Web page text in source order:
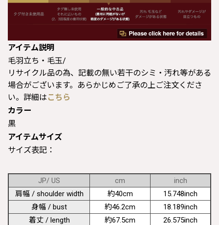
アイテム説明
毛羽立ち・毛玉/
リサイクル品の為、記載の無い若干のシミ・汚れ等がある
場合がございます。あらかじめご了承の上ご注文くださ
い。詳細は こちら
カラー
黒
アイテムサイズ
サイズ表記：
JP/ US cm
inch
肩幅 / shoulder width
約40cm
15.748inch
身幅 / bust
約46.2cm
18.189inch
着丈 / length
約67.5cm
26.575inch